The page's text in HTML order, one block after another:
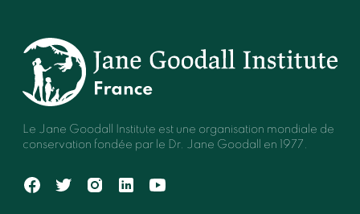
Le Jane Goodall Institute est une organisation mondiale de
conservation fondée par le Dr. Jane Goodall en 1977.